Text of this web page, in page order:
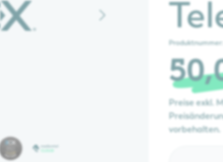
e
Preise exkl.
vorbehalten.